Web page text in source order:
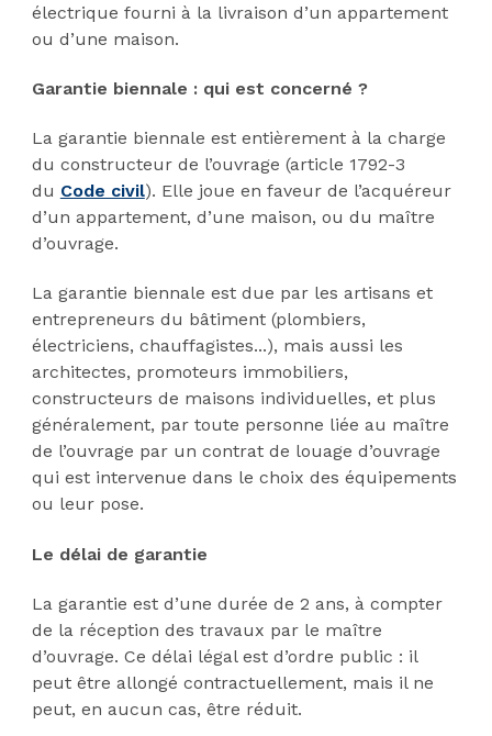
électrique fourni à la livraison d’un appartement
ou d’une maison.
Garantie biennale : qui est concerné ?
La garantie biennale est entièrement à la charge
du constructeur de l’ouvrage (article 1792-3
du Code civil). Elle joue en faveur de l’acquéreur
d’un appartement, d’une maison, ou du maître
d’ouvrage.
La garantie biennale est due par les artisans et
entrepreneurs du bâtiment (plombiers,
électriciens, chauffagistes...), mais aussi les
architectes, promoteurs immobiliers,
constructeurs de maisons individuelles, et plus
généralement, par toute personne liée au maître
de l’ouvrage par un contrat de louage d’ouvrage
qui est intervenue dans le choix des équipements
ou leur pose.
Le délai de garantie
La garantie est d’une durée de 2 ans, à compter
de la réception des travaux par le maître
d’ouvrage. Ce délai légal est d’ordre public : il
peut être allongé contractuellement, mais il ne
peut, en aucun cas, être réduit.